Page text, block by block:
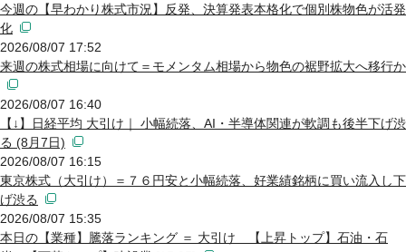
今週の【早わかり株式市況】反発、決算発表本格化で個別株物色が活発
化
2026/08/07 17:52
来週の株式相場に向けて＝モメンタム相場から物色の裾野拡大へ移行か
2026/08/07 16:40
【↓】日経平均 大引け｜ 小幅続落、AI・半導体関連が軟調も後半下げ渋
る (8月7日)
2026/08/07 16:15
東京株式（大引け）＝７６円安と小幅続落、好業績銘柄に買い流入し下
げ渋る
2026/08/07 15:35
本日の【業種】騰落ランキング ＝ 大引け 【上昇トップ】石油・石